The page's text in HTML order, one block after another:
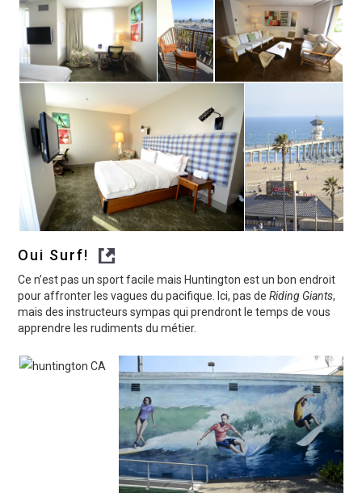
Oui Surf!
Ce n’est pas un sport facile mais Huntington est un bon endroit
pour affronter les vagues du pacifique. Ici, pas deRiding Giants,
mais des instructeurs sympas qui prendront le temps de vous
apprendre les rudiments du métier.